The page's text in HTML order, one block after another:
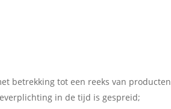
betrekking tot een reeks van producten
in de tijd is gespreid;